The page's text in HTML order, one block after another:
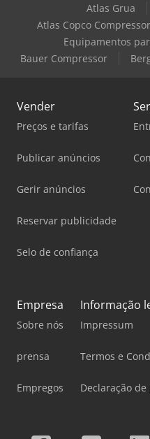
Atlas Grua
Atlas Copco Compressor
Equipamentos
Bauer Compressor
Vender
Preços e tarifas
Publicar anúncios
Gerir anúncios
Reservar publicidade
Selo de confiança
Empresa
Sobre nós
prensa
Empregos
Informação
Impressum
Termos e
Declaração